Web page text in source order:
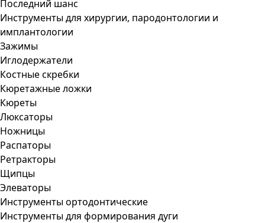
Последний шанс
Инструменты для хирургии, пародонтологии и
имплантологии
Зажимы
Иглодержатели
Костные скребки
Кюретажные ложки
Кюреты
Люксаторы
Ножницы
Распаторы
Ретракторы
Щипцы
Элеваторы
Инструменты ортодонтические
Инструменты для формирования дуги